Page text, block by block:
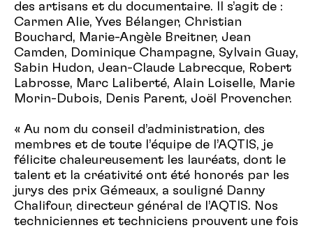
des artisans et du documentaire. Il s’agit de :
Carmen Alie, Yves Bélanger, Christian
Bouchard, Marie-Angèle Breitner, Jean
Camden, Dominique Champagne, Sylvain Guay,
Sabin Hudon, Jean-Claude Labrecque, Robert
Labrosse, Marc Laliberté, Alain Loiselle, Marie
Morin-Dubois, Denis Parent, Joël Provencher.
« Au nom du conseil d’administration, des
membres et de toute l’équipe de l’AQTIS, je
félicite chaleureusement les lauréats, dont le
talent et la créativité ont été honorés par les
jurys des prix Gémeaux, a souligné Danny
Chalifour, directeur général de l’AQTIS. Nos
techniciennes et techniciens prouvent une fois